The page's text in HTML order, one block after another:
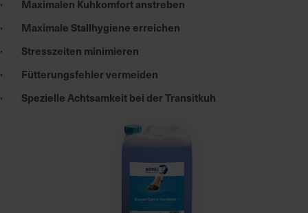
· Maximalen Kuhkomfort anstreben
· Maximale Stallhygiene erreichen
· Stresszeiten minimieren
· Fütterungsfehler vermeiden
· Spezielle Achtsamkeit bei der Transitkuh